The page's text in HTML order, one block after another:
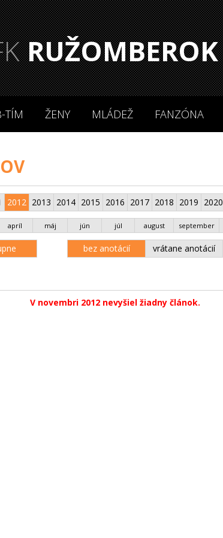
RUŽOMBEROK
TÍM ŽENY MLÁDEŽ FANZÓNA
2012 2013 2014 2015 2016 2017 2018 2019 2020
apríl máj jún júl august september
bez anotácií vrátane anotácií
V novembri 2012 nevyšiel žiadny článok.